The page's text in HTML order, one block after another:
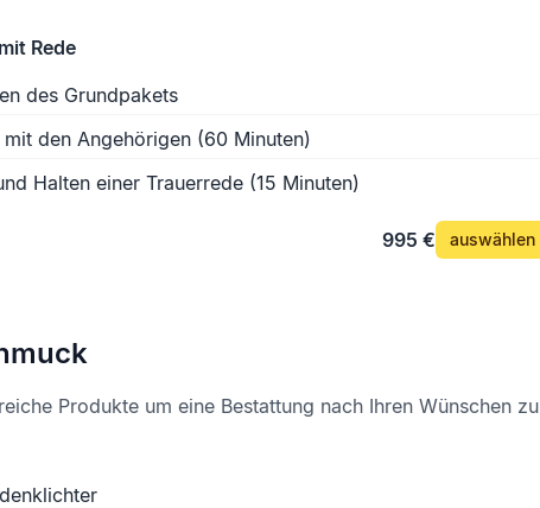
Rede
des Grundpakets
den Angehörigen (60 Minuten)
Halten einer Trauerrede (15 Minuten)
995 € auswählen
Produkte um eine Bestattung nach Ihren Wünschen zu